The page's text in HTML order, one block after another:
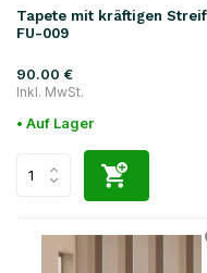
Tapete mit kräftigen
FU-009
90.00 €
Inkl. MwSt.
• Auf Lager